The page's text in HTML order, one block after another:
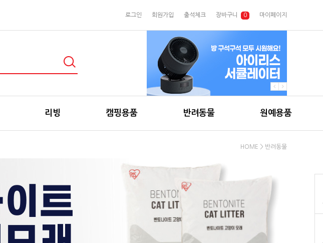
로그인 회원가입 출석체크 장바구니 0 마이페이지
리빙 캠핑용품 반려동물 원예용품
HOME > 반려동물